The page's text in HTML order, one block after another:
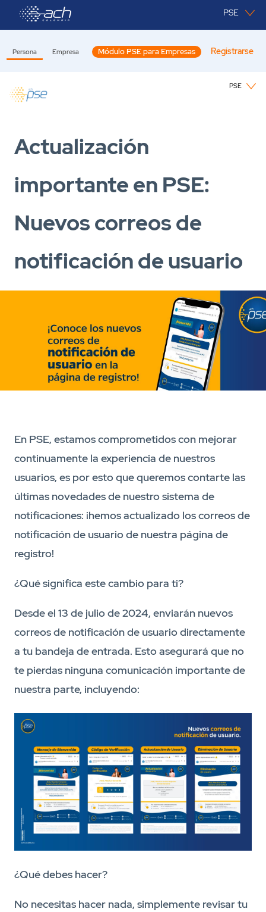
Saltar al contenido principal PSE
Persona Empresa Módulo PSE para Empresas Registrarse
PSE
Actualización
importante en PSE:
Nuevos correos de
notificación de usuario
En PSE, estamos comprometidos con mejorar
continuamente la experiencia de nuestros
usuarios, es por esto que queremos contarte las
últimas novedades de nuestro sistema de
notificaciones: ¡hemos actualizado los correos de
notificación de usuario de nuestra página de
registro!
¿Qué significa este cambio para ti?
Desde el 13 de julio de 2024, enviarán nuevos
correos de notificación de usuario directamente
a tu bandeja de entrada. Esto asegurará que no
te pierdas ninguna comunicación importante de
nuestra parte, incluyendo:
¿Qué debes hacer?
No necesitas hacer nada, simplemente revisar tu